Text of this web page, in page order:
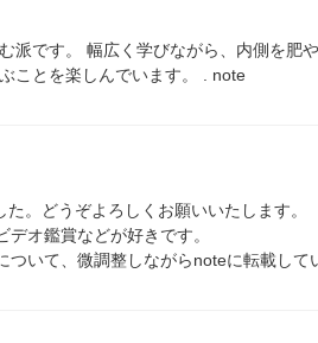
派です。
幅広く学びながら、内側を肥
ことを楽しんでいます。
note
。どうぞよろしくお願いいたします。
オ鑑賞などが好きです。
いて、微調整しながらnoteに転載して